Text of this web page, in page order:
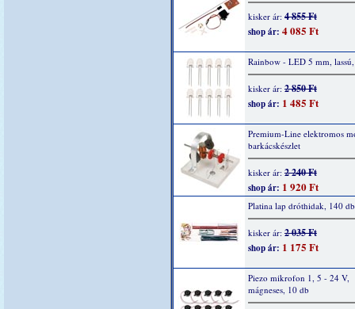
kisker ár: 4 855 Ft
shop ár: 4 085 Ft
Rainbow - LED 5 mm,
kisker ár: 2 850 Ft
shop ár: 1 485 Ft
Premium-Line elektromos
barkácskészlet
kisker ár: 2 240 Ft
shop ár: 1 920 Ft
Platina lap dróthidak, 140
kisker ár: 2 035 Ft
shop ár: 1 175 Ft
Piezo mikrofon 1, 5 - 24 V,
mágneses, 10 db